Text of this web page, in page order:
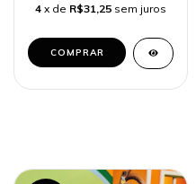
4 x de R$31,25 sem juros
COMPRAR